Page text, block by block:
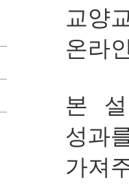
교양
온라
본
성과
가져